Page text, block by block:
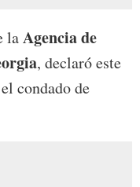
laAgencia de
, declaró este
condado de